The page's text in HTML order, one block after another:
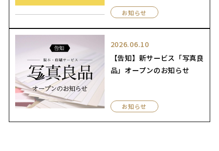
お知らせ
2026.06.10
【告知】新サービス「写真良
品」オープンのお知らせ
お知らせ